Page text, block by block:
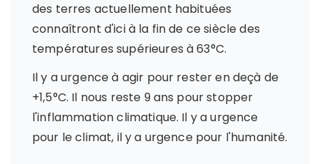
des terres actuellement habituées
connaîtront d'ici à la fin de ce siècle des
températures supérieures à 63°C.
Il y a urgence à agir pour rester en deçà de
+1,5°C. Il nous reste 9 ans pour stopper
l'inflammation climatique. Il y a urgence
pour le climat, il y a urgence pour l'humanité.